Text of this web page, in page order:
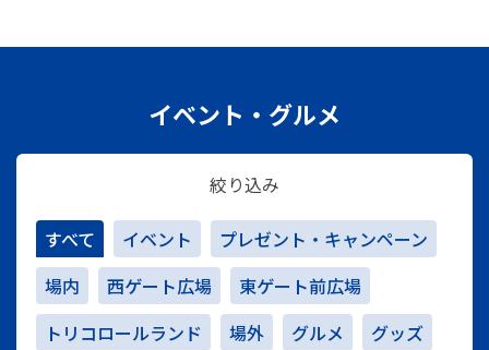
イベント・グルメ
絞り込み
すべて イベント
プレゼント・キャンペーン
場内
西ゲート広場
東ゲート前広場
トリコロールランド
場外 グルメ
グッズ